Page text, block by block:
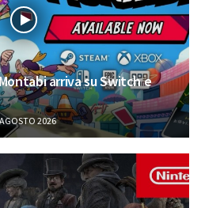
arriva su Switch e
2026